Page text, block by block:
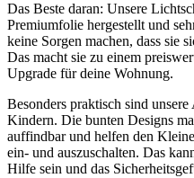
Das Beste daran: Unsere
Premiumfolie hergestellt und
keine Sorgen machen, dass sie
Das macht sie zu einem
Upgrade für deine Wohnung.
Besonders praktisch sind
Kindern. Die bunten Designs
auffindbar und helfen den
ein- und auszuschalten. Das
Hilfe sein und das